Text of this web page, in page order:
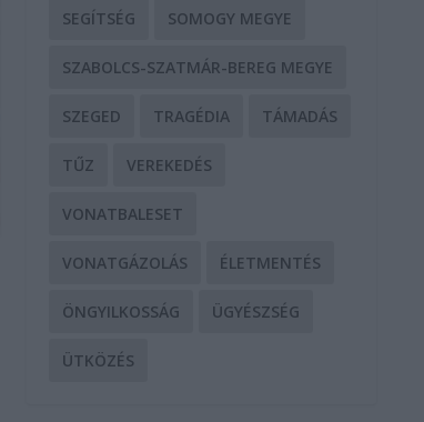
SEGÍTSÉG SOMOGY MEGYE
SZABOLCS-SZATMÁR-BEREG MEGYE
SZEGED TRAGÉDIA TÁMADÁS
TŰZ VEREKEDÉS
VONATBALESET
VONATGÁZOLÁS ÉLETMENTÉS
ÖNGYILKOSSÁG ÜGYÉSZSÉG
ÜTKÖZÉS